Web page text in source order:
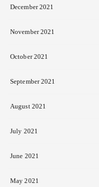
December 2021
November 2021
October 2021
September 2021
August 2021
July 2021
June 2021
May 2021